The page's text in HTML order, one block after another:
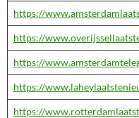
https://
https://
https://
https://
https://